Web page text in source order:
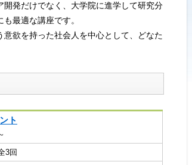
発だけでなく、大学院に進学して研究分
最適な講座です。
欲を持った社会人を中心として、どなた
ト
3回